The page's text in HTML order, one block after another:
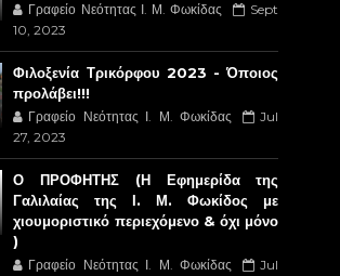
Γραφείο Νεότητας Ι. Μ. Φωκίδας
Sept
10, 2023
Φιλοξενία Τρικόρφου 2023 - Όποιος
προλάβει!!!
Γραφείο Νεότητας Ι. Μ. Φωκίδας
Jul
27, 2023
Ο ΠΡΟΦΗΤΗΣ (Η Εφημερίδα της
Γαλιλαίας της Ι. Μ. Φωκίδος με
χιουμοριστικό περιεχόμενο & όχι μόνο
)
Γραφείο Νεότητας Ι. Μ. Φωκίδας
Jul